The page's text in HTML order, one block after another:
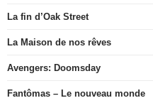
La fin d’Oak Street
La Maison de nos rêves
Avengers: Doomsday
Fantômas – Le nouveau monde